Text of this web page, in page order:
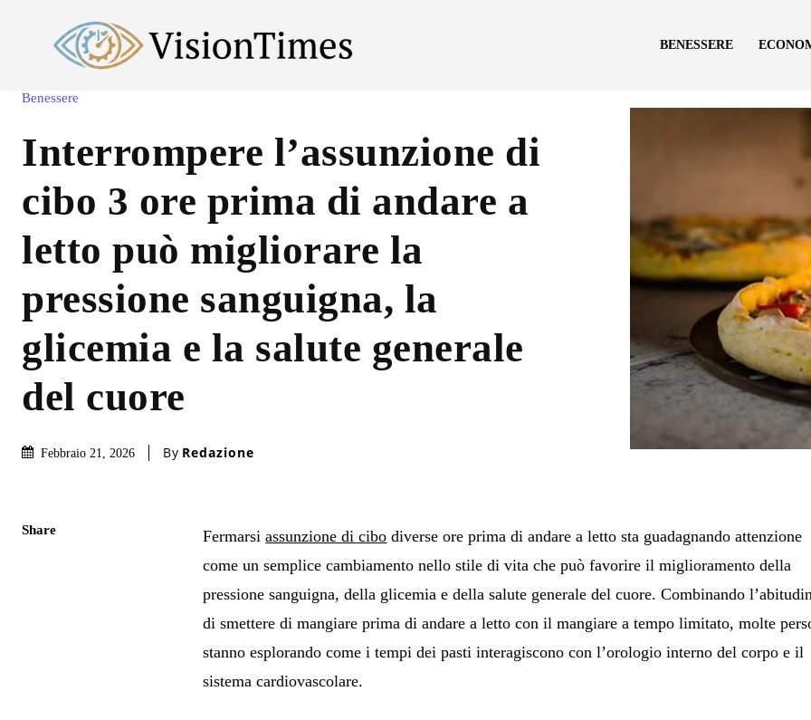
BENESSERE
Benessere
Interrompere l’assunzione di
cibo 3 ore prima di andare a
letto può migliorare la
pressione sanguigna, la
glicemia e la salute generale
del cuore
Febbraio 21, 2026 By Redazione
Share Fermarsiassunzione di cibo diverse ore prima di andare a letto sta guadagnando attenzione
come un semplice cambiamento nello stile di vita che può favorire il miglioramento della
pressione sanguigna, della glicemia e della salute generale del cuore. Combinando
di smettere di mangiare prima di andare a letto con il mangiare a tempo limitato, molte
stanno esplorando come i tempi dei pasti interagiscono con l’orologio interno del corpo e il
sistema cardiovascolare.